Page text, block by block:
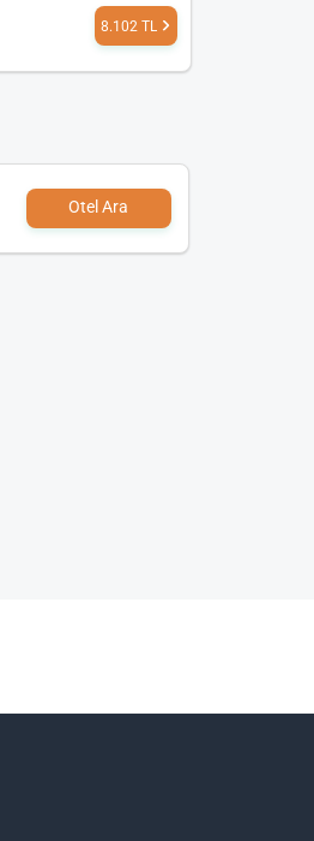
8.102 TL
Otel Ara